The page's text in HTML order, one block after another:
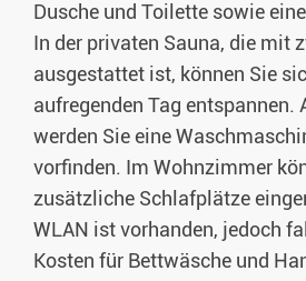
Dusche und Toilette sowie
In der privaten Sauna, die mit
ausgestattet ist, können Sie
aufregenden Tag entspannen.
werden Sie eine
vorfinden. Im Wohnzimmer
zusätzliche Schlafplätze
WLAN ist vorhanden, jedoch
Kosten für Bettwäsche und